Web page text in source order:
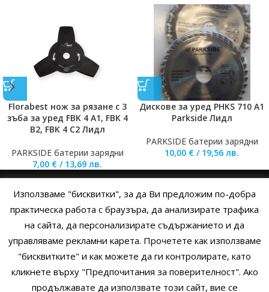
Florabest нож за рязане с 3
зъба за уред FBK 4 A1, FBK 4
B2, FBK 4 C2 Лидл
PARKSIDE батерии зарядни
7,00 € / 13,69 лв.
Дискове за уред PHKS 710 A1
Parkside Лидл
PARKSIDE батерии зарядни
10,00 € / 19,56 лв.
ОБЩИ УСЛОВИЯ УСЛОВИЯ И ПРАВИЛА
ПОЛИТИКА НА БИСКВИТКИТЕПОЛИТИКА ЗА ПОВЕРИТЕЛНОСТ
Използваме "бисквитки", за да Ви предложим по-добра
практическа работа с браузъра, да анализирате трафика
на сайта, да персонализирате съдържанието и да
управляваме рекламни карета. Прочетете как използваме
"бисквитките" и как можете да ги контролирате, като
кликнете върху "Предпочитания за поверителност". Ако
продължавате да използвате този сайт, вие се